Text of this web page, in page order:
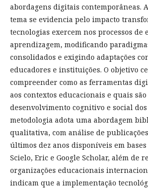
abordagens digitais contemporâneas.
tema se evidencia pelo impacto
tecnologias exercem nos processos de
aprendizagem, modificando
consolidados e exigindo adaptações
educadores e instituições. O objetivo
compreender como as ferramentas
aos contextos educacionais e quais
desenvolvimento cognitivo e social
metodologia adota uma abordagem
qualitativa, com análise de
últimos dez anos disponíveis em bases
Scielo, Eric e Google Scholar, além de
organizações educacionais
indicam que a implementação